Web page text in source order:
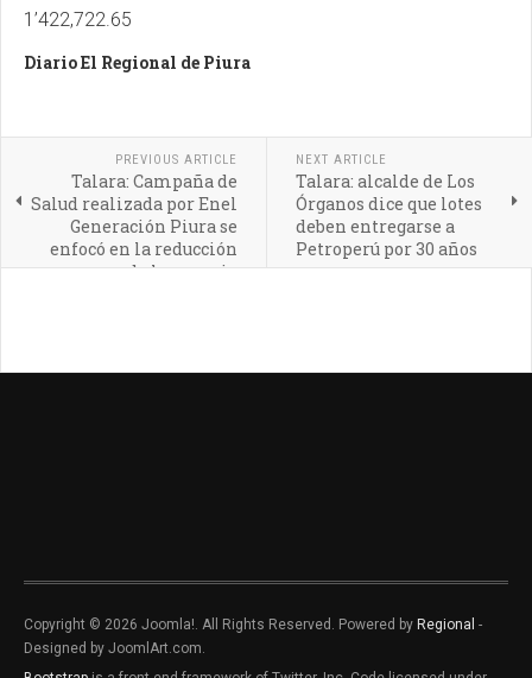
1’422,722.65
Diario El Regional de Piura
PREVIOUS ARTICLE
Talara: Campaña de
Salud realizada por Enel
Generación Piura se
enfocó en la reducción
de la anemia
NEXT ARTICLE
Talara: alcalde de Los
Órganos dice que lotes
deben entregarse a
Petroperú por 30 años
Copyright © 2026 Joomla!. All Rights Reserved. Powered by Regional -
Designed by JoomlArt.com.